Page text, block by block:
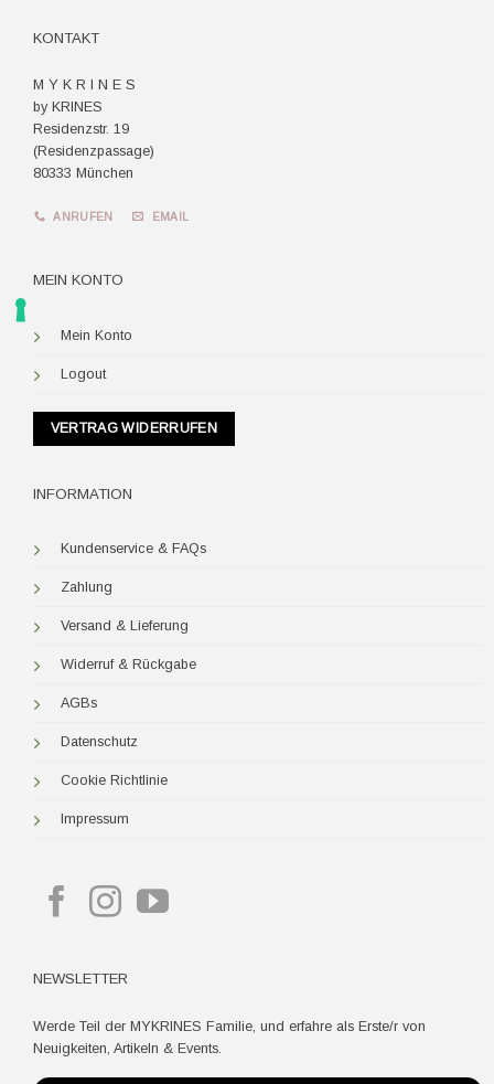
KONTAKT
M Y K R I N E S
by KRINES
Residenzstr. 19
(Residenzpassage)
80333 München
ANRUFEN EMAIL
MEIN KONTO
Mein Konto
Logout
VERTRAG WIDERRUFEN
INFORMATION
Kundenservice & FAQs
Zahlung
Versand & Lieferung
Widerruf & Rückgabe
AGBs
Datenschutz
Cookie Richtlinie
Impressum
NEWSLETTER
Werde Teil der MYKRINES Familie, und erfahre als Erste/r von
Neuigkeiten, Artikeln & Events.